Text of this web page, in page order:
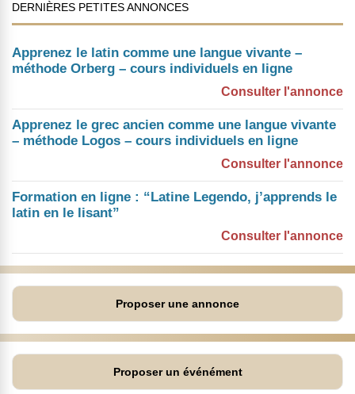
DERNIÈRES PETITES ANNONCES
Apprenez le latin comme une langue vivante –
méthode Orberg – cours individuels en ligne
Consulter l'annonce
Apprenez le grec ancien comme une langue vivante
– méthode Logos – cours individuels en ligne
Consulter l'annonce
Formation en ligne : “Latine Legendo, j’apprends le
latin en le lisant”
Consulter l'annonce
Proposer une annonce
Proposer un événément